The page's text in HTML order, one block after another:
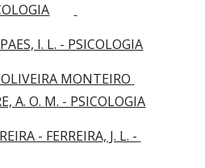
I. L. - PSICOLOGIA
MONTEIRO
A. O. M. - PSICOLOGIA
- FERREIRA, J. L. -